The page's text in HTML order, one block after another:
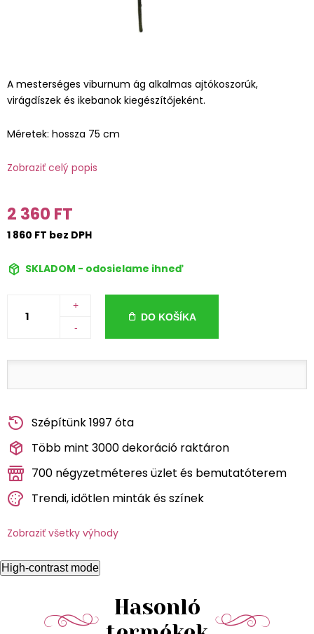
A mesterséges viburnum ág alkalmas ajtókoszorúk,
virágdíszek és ikebanok kiegészítőjeként.
Méretek: hossza 75 cm
Zobraziť celý popis
2 360 FT
1 860 FT bez DPH
SKLADOM - odosielame ihneď
+
-
DO KOŠÍKA
Szépítünk 1997 óta
Több mint 3000 dekoráció raktáron
700 négyzetméteres üzlet és bemutatóterem
Trendi, időtlen minták és színek
Zobraziť všetky výhody
High-contrast mode
Hasonló